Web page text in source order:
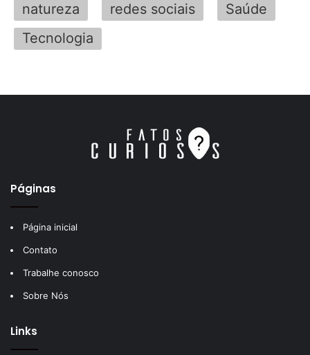
natureza
redes sociais
Saúde
Tecnologia
Páginas
Página inicial
Contato
Trabalhe conosco
Sobre Nós
Links